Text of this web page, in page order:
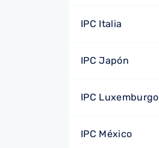
IPC Italia
IPC Japón
IPC Luxemburgo
IPC México